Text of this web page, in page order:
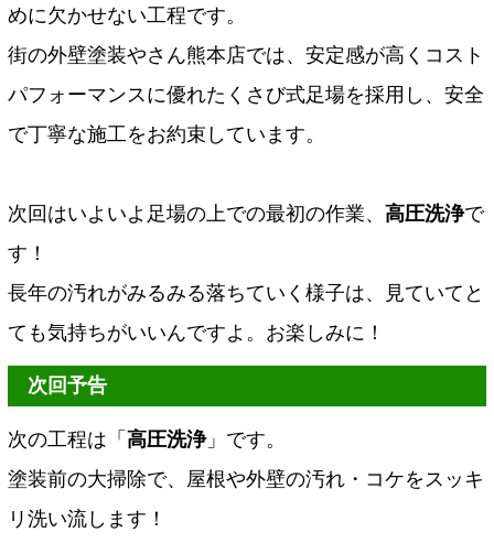
めに欠かせない工程です。
街の外壁塗装やさん熊本店では、安定感が高くコスト
パフォーマンスに優れたくさび式足場を採用し、安全
で丁寧な施工をお約束しています。
次回はいよいよ足場の上での最初の作業、 高圧洗浄で
す！
長年の汚れがみるみる落ちていく様子は、見ていてと
ても気持ちがいいんですよ。お楽しみに！
次回予告
次の工程は「 高圧洗浄」です。
塗装前の大掃除で、屋根や外壁の汚れ・コケをスッキ
リ洗い流します！